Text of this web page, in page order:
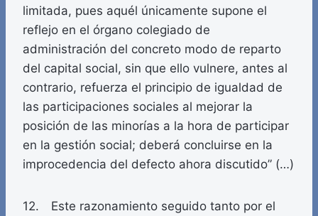
limitada, pues aquél únicamente supone el
reflejo en el órgano colegiado de
administración del concreto modo de reparto
del capital social, sin que ello vulnere, antes al
contrario, refuerza el principio de igualdad de
las participaciones sociales al mejorar la
posición de las minorías a la hora de participar
en la gestión social; deberá concluirse en la
improcedencia del defecto ahora discutido” (…)
12. Este razonamiento seguido tanto por el